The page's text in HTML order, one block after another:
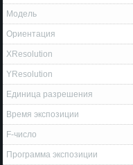
Модель
Ориентация
XResolution
YResolution
Единица разрешения
Время экспозиции
F-число
Программа экспозиции